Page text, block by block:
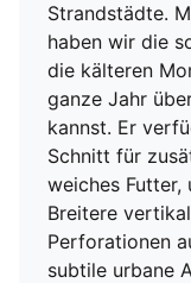
Strandstädte.
haben wir die
die kälteren
ganze Jahr
kannst. Er
Schnitt für
weiches Futter,
Breitere
Perforationen
subtile urbane